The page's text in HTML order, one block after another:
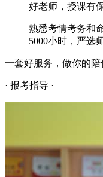
好老师，授课有
熟悉考情考务和
5000小时，严选
一套好服务，做你的陪
· 报考指导 ·